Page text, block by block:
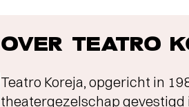
OVER TEATRO
Teatro Koreja, opgericht in
theatergezelschap gevestigd